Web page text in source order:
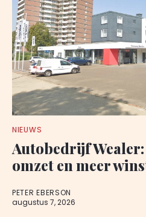
NIEUWS
Autobedrijf
omzet en meer
PETER EBERSON
augustus 7, 2026